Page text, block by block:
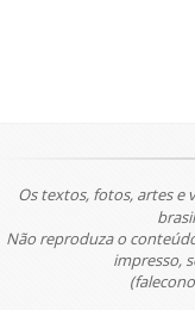
Os textos, fotos, artes e
Não reproduza o
impresso,